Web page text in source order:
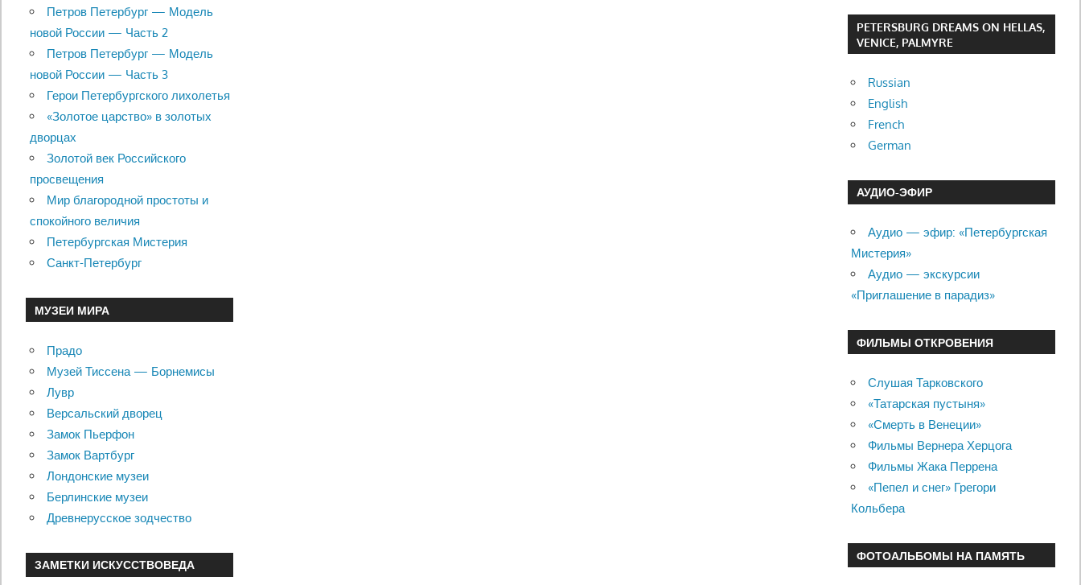
Петров Петербург — Модель
новой России — Часть 2
Петров Петербург — Модель
новой России — Часть 3
Герои Петербургского лихолетья
«Золотое царство» в золотых
дворцах
Золотой век Российского
просвещения
Мир благородной простоты и
спокойного величия
Петербургская Мистерия
Санкт-Петербург
МУЗЕИ МИРА
Прадо
Музей Тиссена — Борнемисы
Лувр
Версальский дворец
Замок Пьерфон
Замок Вартбург
Лондонские музеи
Берлинские музеи
Древнерусское зодчество
ЗАМЕТКИ ИСКУССТВОВЕДА
PETERSBURG DREAMS ON HELLAS,
VENICE, PALMYRE
Russian
English
French
German
АУДИО-ЭФИР
Аудио — эфир: «Петербургская
Мистерия»
Аудио — экскурсии
«Приглашение в парадиз»
ФИЛЬМЫ ОТКРОВЕНИЯ
Слушая Тарковского
«Татарская пустыня»
«Смерть в Венеции»
Фильмы Вернера Херцога
Фильмы Жака Перрена
«Пепел и снег» Грегори
Кольбера
ФОТОАЛЬБОМЫ НА ПАМЯТЬ